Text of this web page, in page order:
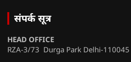
संपर्क सूत्र
HEAD OFFICE
RZA-3/73 Durga Park Delhi-110045